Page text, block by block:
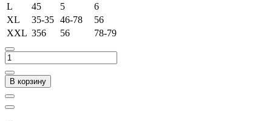
L
45 5
6
XL
35-35 46-78
56
XXL 356 56 78-79
В корзину